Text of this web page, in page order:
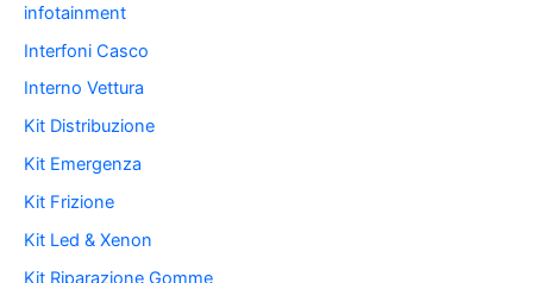
infotainment
Interfoni Casco
Interno Vettura
Kit Distribuzione
Kit Emergenza
Kit Frizione
Kit Led & Xenon
Kit Riparazione Gomme